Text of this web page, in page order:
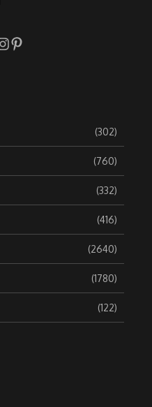
(302)
(760)
(332)
(416)
(2640)
(1780)
(122)